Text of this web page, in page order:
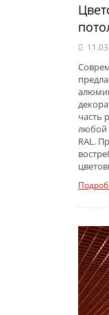
часть
любой
RAL.